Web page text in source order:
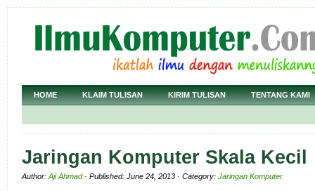
HOME KLAIM TULISAN KIRIM TULISAN TENTANG KAMI
Jaringan Komputer Skala Kecil
Author: Aji Ahmad· Published: June 24, 2013 · Category: Jaringan Komputer